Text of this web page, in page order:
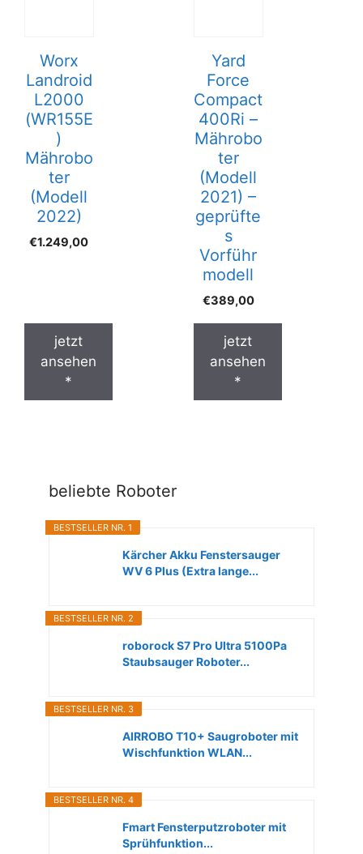
Worx
Landroid
L2000
(WR155E
)
Mährobo
ter
(Modell
2022)
€1.249,00
jetzt
ansehen
*
Yard
Force
Compact
400Ri –
Mährobo
ter
(Modell
2021) –
geprüfte
s
Vorführ
modell
€389,00
jetzt
ansehen
*
beliebte Roboter
BESTSELLER NR. 1
Kärcher Akku Fenstersauger
WV 6 Plus (Extra lange...
BESTSELLER NR. 2
roborock S7 Pro Ultra 5100Pa
Staubsauger Roboter...
BESTSELLER NR. 3
AIRROBO T10+ Saugroboter mit
Wischfunktion WLAN...
BESTSELLER NR. 4
Fmart Fensterputzroboter mit
Sprühfunktion...